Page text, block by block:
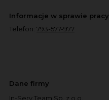
Informacje w sprawie pracy
Telefon: 793-577-977
Dane firmy
In-Serv Team Sp. z o.o.